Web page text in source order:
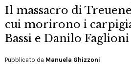
Il massacro di
cui morirono i
Bassi e Danilo Faglioni
Pubblicato da Manuela Ghizzoni